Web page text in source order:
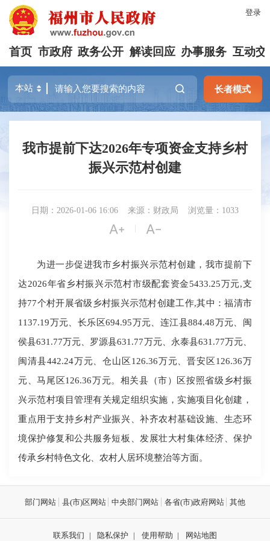
登录
首页 市政府 政务公开 解读回应 办事服务 互动交
长者模式
我市提前下达2026年专项资金支持乡村
振兴示范村创建
日期：2026-01-06 16:06 来源：财政局 浏览量：1033
 | 
为进一步促进我市乡村振兴示范村创建，我市提前下
达2026年省乡村振兴示范村市级配套资金5433.25万元,支
持77个村开展省级乡村振兴示范村创建工作,其中：福清市
1137.19万元、长乐区694.95万元、连江县884.48万元、闽
侯县631.77万元、罗源县631.77万元、永泰县631.77万元、
闽清县442.24万元、仓山区126.36万元、晋安区126.36万
元、马尾区126.36万元。相关县（市）区按照省级乡村振
兴示范村项目管理有关规定组织实施，实施项目化创建，
重点用于支持乡村产业振兴、补齐农村基础设施、生态环
境保护修复和公共服务短板、发展壮大村集体经济、保护
传承乡村特色文化、农村人居环境整治等方面。
部门网站 县(市)区网站 中央部门网站 各省(市)政府网站 其他
联系我们 | 隐私保护 | 使用帮助 | 网站地图